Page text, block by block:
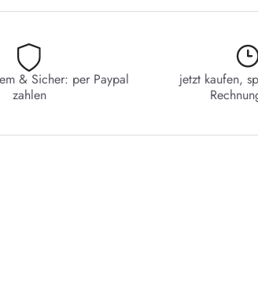
& Sicher: per Paypal
zahlen
jetzt kaufen,